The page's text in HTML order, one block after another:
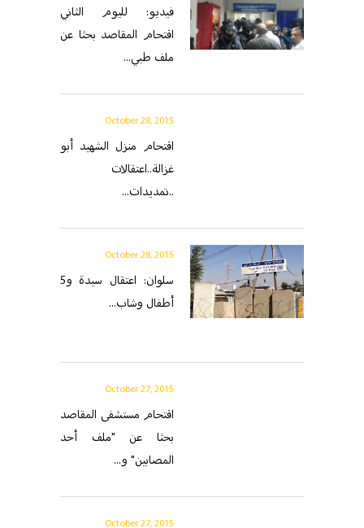
فيديو: لليوم الثاني
اقتحام المقاصد بحثا عن
ملف طبي...
October 28, 2015
اقتحام منزل الشهيد أبو
غزالة..اعتقالات
..تمديدات...
October 28, 2015
سلوان: اعتقال سيدة و5
أطفال وشاب...
October 27, 2015
اقتحام مستشفى المقاصد
بحثا عن "ملف أحد
المصابين" و...
October 27, 2015